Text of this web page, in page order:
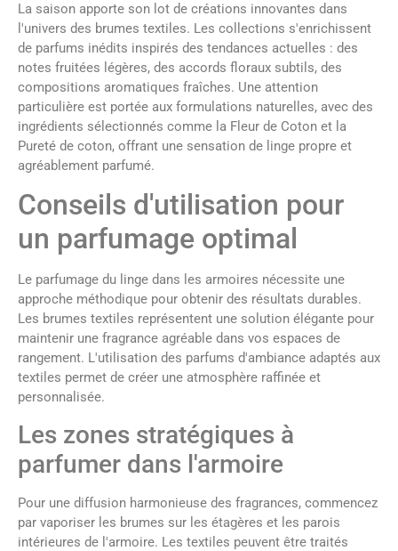
La saison apporte son lot de créations innovantes dans
l'univers des brumes textiles. Les collections s'enrichissent
de parfums inédits inspirés des tendances actuelles : des
notes fruitées légères, des accords floraux subtils, des
compositions aromatiques fraîches. Une attention
particulière est portée aux formulations naturelles, avec des
ingrédients sélectionnés comme la Fleur de Coton et la
Pureté de coton, offrant une sensation de linge propre et
agréablement parfumé.
Conseils d'utilisation pour
un parfumage optimal
Le parfumage du linge dans les armoires nécessite une
approche méthodique pour obtenir des résultats durables.
Les brumes textiles représentent une solution élégante pour
maintenir une fragrance agréable dans vos espaces de
rangement. L'utilisation des parfums d'ambiance adaptés aux
textiles permet de créer une atmosphère raffinée et
personnalisée.
Les zones stratégiques à
parfumer dans l'armoire
Pour une diffusion harmonieuse des fragrances, commencez
par vaporiser les brumes sur les étagères et les parois
intérieures de l'armoire. Les textiles peuvent être traités